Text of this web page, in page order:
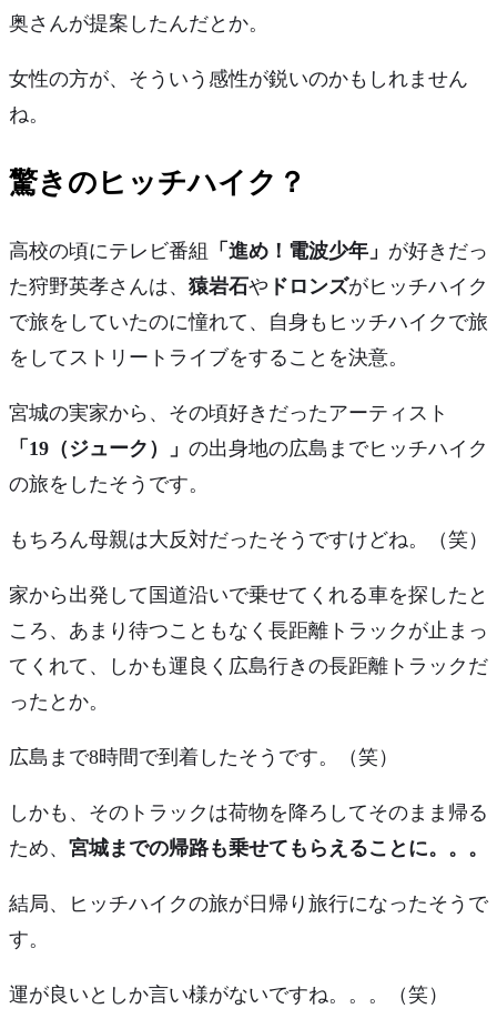
奥さんが提案したんだとか。
女性の方が、そういう感性が鋭いのかもしれません
ね。
驚きのヒッチハイク？
高校の頃にテレビ番組 「進め！電波少年」 が好きだっ
た狩野英孝さんは、 猿岩石や ドロンズがヒッチハイク
で旅をしていたのに憧れて、自身もヒッチハイクで旅
をしてストリートライブをすることを決意。
宮城の実家から、その頃好きだったアーティスト
「19（ジューク）」 の出身地の広島までヒッチハイク
の旅をしたそうです。
もちろん母親は大反対だったそうですけどね。（笑）
家から出発して国道沿いで乗せてくれる車を探したと
ころ、あまり待つこともなく長距離トラックが止まっ
てくれて、しかも運良く 広島行きの長距離トラック だ
ったとか。
広島まで8時間で到着したそうです。（笑）
しかも、そのトラックは荷物を降ろしてそのまま帰る
ため、 宮城までの帰路も乗せてもらえることに。。。
結局、ヒッチハイクの旅が日帰り旅行になったそうで
す。
運が良いとしか言い様がないですね。。。（笑）